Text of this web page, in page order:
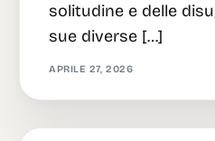
solitudine e delle
sue diverse […]
APRILE 27, 2026